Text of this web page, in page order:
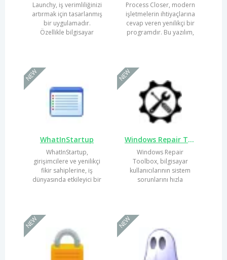
Launchy, iş verimliliğinizi
artırmak için tasarlanmış
bir uygulamadır.
Özellikle bilgisayar
Process Closer, modern
işletmelerin ihtiyaçlarına
cevap veren yenilikçi bir
programdır. Bu yazılım,
WhatInStartup
WhatInStartup,
girişimcilere ve yenilikçi
fikir sahiplerine, iş
dünyasında etkileyici bir
NEW
Windows Repair Toolbox
Windows Repair
Toolbox, bilgisayar
kullanıcılarının sistem
sorunlarını hızla
NEW
NEW NEW